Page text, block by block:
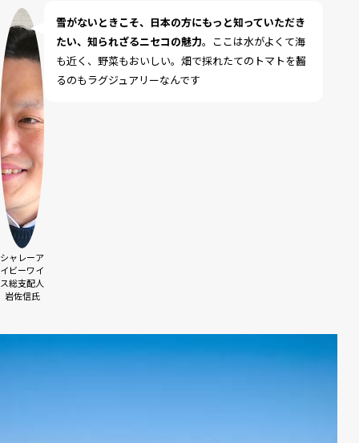
シャレーア
イビーワイ
ス総支配人
岩佐信氏
雪がないときこそ、日本の方にもっと知っていただき
たい、知られざるニセコの魅力。ここは水がよくて海
も近く、野菜もおいしい。畑で採れたてのトマトを齧
るのもラグジュアリーなんです